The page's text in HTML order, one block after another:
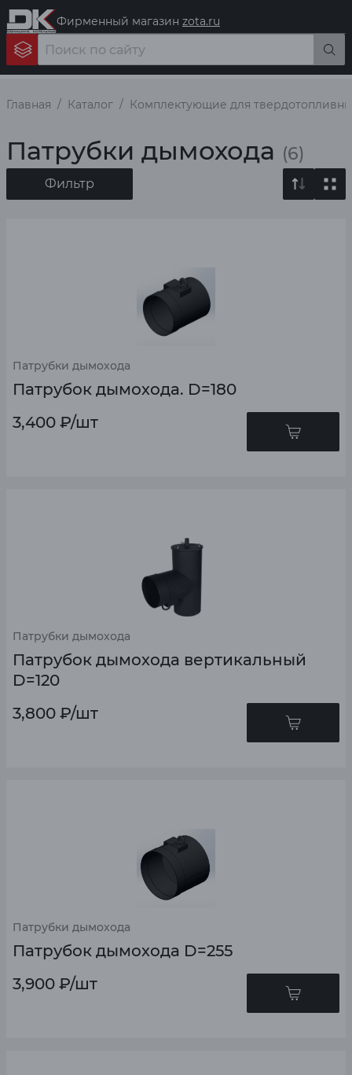
Фирменный магазин zota.ru
Главная Каталог Комплектующие для
Патрубки дымохода (6)
Фильтр
Патрубки дымохода
Патрубок дымохода. D=180
3,400 ₽/шт
Патрубки дымохода
Патрубок дымохода вертикальный
D=120
3,800 ₽/шт
Патрубки дымохода
Патрубок дымохода D=255
3,900 ₽/шт